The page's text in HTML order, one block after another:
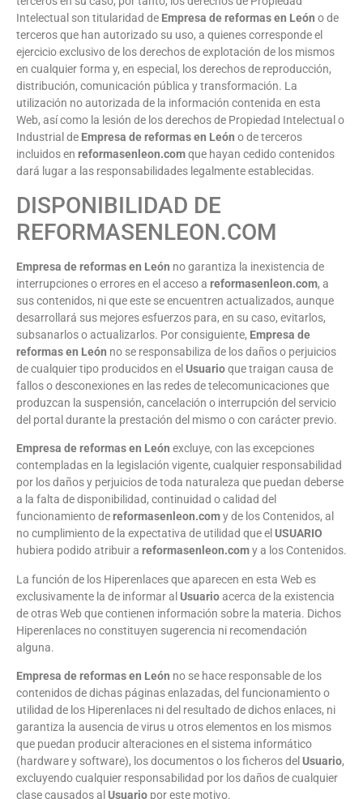
Intelectual son titularidad de Empresa de reformas en León o de
terceros que han autorizado su uso, a quienes corresponde el
ejercicio exclusivo de los derechos de explotación de los mismos
en cualquier forma y, en especial, los derechos de reproducción,
distribución, comunicación pública y transformación. La
utilización no autorizada de la información contenida en esta
Web, así como la lesión de los derechos de Propiedad Intelectual o
Industrial de Empresa de reformas en León o de terceros
incluidos en reformasenleon.comque hayan cedido contenidos
dará lugar a las responsabilidades legalmente establecidas.
DISPONIBILIDAD DE
REFORMASENLEON.COM
Empresa de reformas en León no garantiza la inexistencia de
interrupciones o errores en el acceso a reformasenleon.com, a
sus contenidos, ni que este se encuentren actualizados, aunque
desarrollará sus mejores esfuerzos para, en su caso, evitarlos,
subsanarlos o actualizarlos. Por consiguiente, Empresa de
reformas en León no se responsabiliza de los daños o perjuicios
de cualquier tipo producidos en el Usuarioque traigan causa de
fallos o desconexiones en las redes de telecomunicaciones que
produzcan la suspensión, cancelación o interrupción del servicio
del portal durante la prestación del mismo o con carácter previo.
Empresa de reformas en León excluye, con las excepciones
contempladas en la legislación vigente, cualquier responsabilidad
por los daños y perjuicios de toda naturaleza que puedan deberse
a la falta de disponibilidad, continuidad o calidad del
funcionamiento dereformasenleon.comy de los Contenidos, al
no cumplimiento de la expectativa de utilidad que el USUARIO
hubiera podido atribuir a reformasenleon.comy a los Contenidos.
La función de los Hiperenlaces que aparecen en esta Web es
exclusivamente la de informar alUsuarioacerca de la existencia
de otras Web que contienen información sobre la materia. Dichos
Hiperenlaces no constituyen sugerencia ni recomendación
alguna.
Empresa de reformas en León no se hace responsable de los
contenidos de dichas páginas enlazadas, del funcionamiento o
utilidad de los Hiperenlaces ni del resultado de dichos enlaces, ni
garantiza la ausencia de virus u otros elementos en los mismos
que puedan producir alteraciones en el sistema informático
(hardware y software), los documentos o los ficheros del Usuario,
excluyendo cualquier responsabilidad por los daños de cualquier
clase causados al Usuario por este motivo.